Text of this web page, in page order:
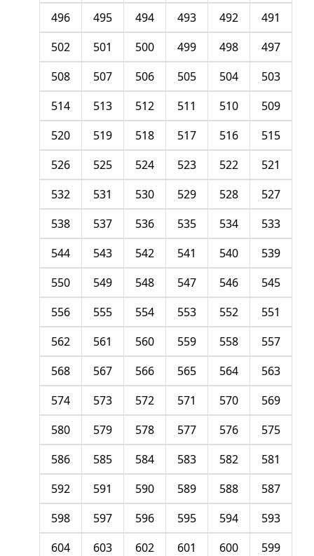
491
492
493
494
495
496
497
498
499
500
501
502
503
504
505
506
507
508
509
510
511
512
513
514
515
516
517
518
519
520
521
522
523
524
525
526
527
528
529
530
531
532
533
534
535
536
537
538
539
540
541
542
543
544
545
546
547
548
549
550
551
552
553
554
555
556
557
558
559
560
561
562
563
564
565
566
567
568
569
570
571
572
573
574
575
576
577
578
579
580
581
582
583
584
585
586
587
588
589
590
591
592
593
594
595
596
597
598
599
600
601
602
603
604